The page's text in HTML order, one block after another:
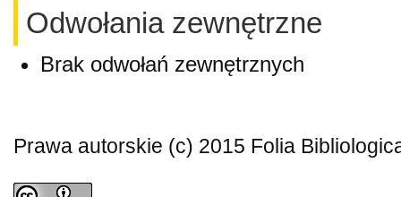
Odwołania zewnętrzne
Brak odwołań zewnętrznych
Prawa autorskie (c) 2015 Folia